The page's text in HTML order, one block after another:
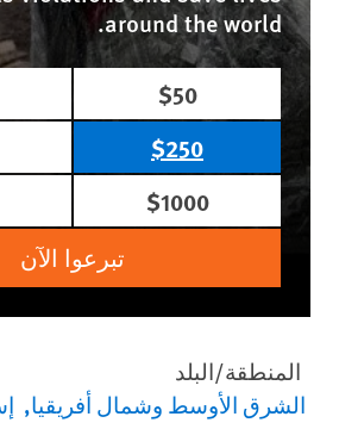
around the world.
$50
$250
$1000
تبرعوا الآن
المنطقة/البلد
الشرق الأوسط وشمال أفريقيا